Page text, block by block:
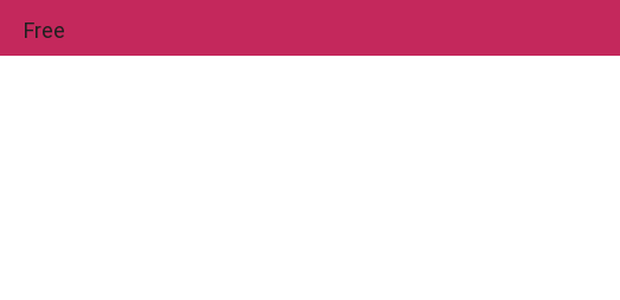
Free